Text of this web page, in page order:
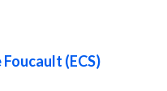
(ECS)